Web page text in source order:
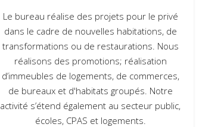
Le bureau réalise des projets pour le privé
dans le cadre de nouvelles habitations, de
transformations ou de restaurations. Nous
réalisons des promotions; réalisation
d’immeubles de logements, de commerces,
de bureaux et d'habitats groupés. Notre
activité s’étend également au secteur public,
écoles, CPAS et logements.